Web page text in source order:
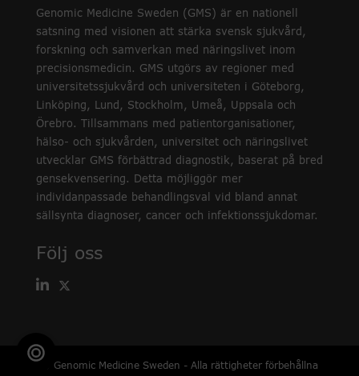
Genomic Medicine Sweden (GMS) är en nationell
satsning med visionen att stärka svensk sjukvård,
forskning och samverkan med näringslivet inom
precisionsmedicin. GMS utgörs av regioner med
universitetssjukvård och universiteten i Göteborg,
Linköping, Lund, Stockholm, Umeå, Uppsala och
Örebro. Tillsammans med patientorganisationer,
hälso- och sjukvården, universitet och näringslivet
utvecklar GMS förbättrad diagnostik, baserat på bred
gensekvensering. Detta möjliggör mer
individanpassade behandlingsval vid bland annat
sällsynta diagnoser, cancer och infektionssjukdomar.
Följ oss
© Genomic Medicine Sweden - Alla rättigheter förbehållna